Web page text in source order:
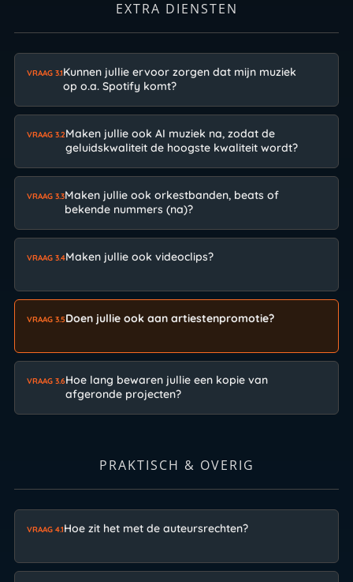
EXTRA DIENSTEN
VRAAG 3.1Kunnen jullie ervoor zorgen dat mijn muziek
op o.a. Spotify komt?
VRAAG 3.2Maken jullie ook AI muziek na, zodat de
geluidskwaliteit de hoogste kwaliteit wordt?
VRAAG 3.3Maken jullie ook orkestbanden, beats of
bekende nummers (na)?
VRAAG 3.4Maken jullie ook videoclips?
VRAAG 3.5Doen jullie ook aan artiestenpromotie?
VRAAG 3.6Hoe lang bewaren jullie een kopie van
afgeronde projecten?
PRAKTISCH & OVERIG
VRAAG 4.1Hoe zit het met de auteursrechten?